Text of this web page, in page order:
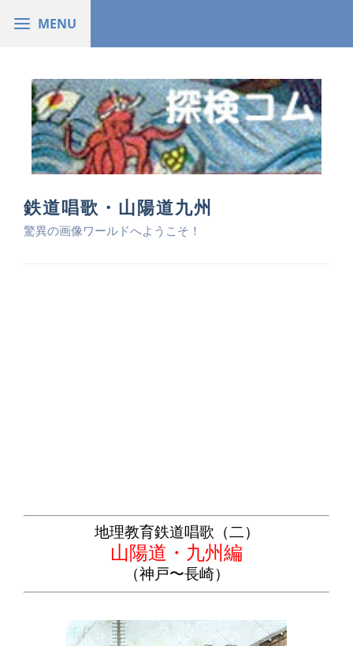
鉄道唱歌・山陽道九州
驚異の画像ワールドへようこそ！
地理教育鉄道唱歌（二）
山陽道・九州編
（神戸〜長崎）